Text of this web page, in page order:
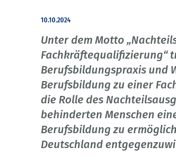
10.10.2024
Unter dem Motto
Fachkräftequalifizierung“
Berufsbildungspraxis und
Berufsbildung zu einer
die Rolle des
behinderten Menschen
Berufsbildung zu
Deutschland